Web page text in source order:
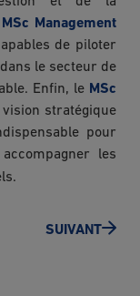
MSc Management
de piloter
le secteur de
Enfin, le MSc
stratégique
pour
les
SUIVANT